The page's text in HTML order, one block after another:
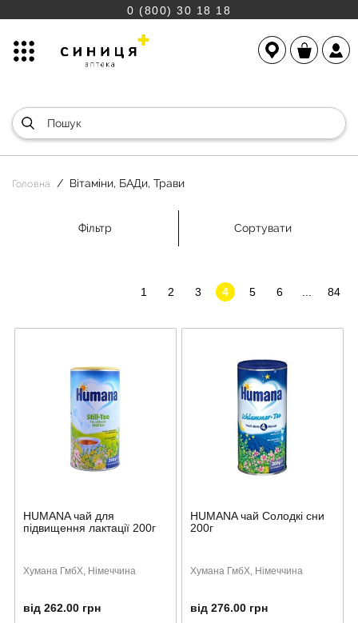
0 (800) 30 18 18
Головна Вітаміни, БАДи, Трави
Фільтр Сортувати
1 2 3 4 5 6 84
HUMANA чай для
підвищення лактації 200г
Хумана ГмбХ, Німеччина
від 262.00 грн
HUMANA чай Солодкі сни
200г
Хумана ГмбХ, Німеччина
від 276.00 грн